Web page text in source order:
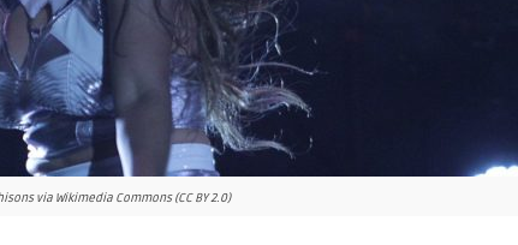
via Wikimedia Commons (CC BY 2.0)